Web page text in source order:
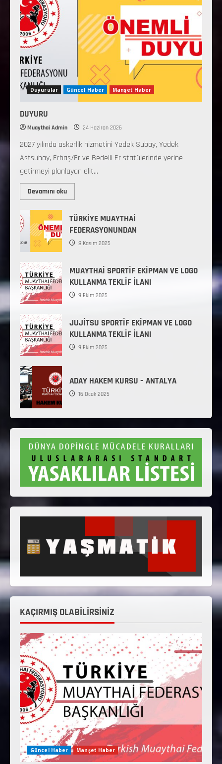
Duyurular Güncel Haber Manşet Haber
DUYURU
Muaythai Admin 24 Haziran 2026
2027 yılında askerlik hizmetini Yedek Subay, Yedek
Astsubay, Erbaş/Er ve Bedelli Er statülerinde yerine
getirmeyi planlayan elit...
Devamını oku
TÜRKİYE MUAYTHAİ
FEDERASYONUNDAN
8 Kasım 2025
MUAYTHAİ SPORTİF EKİPMAN VE LOGO
KULLANMA TEKLİF İLANI
9 Ekim 2025
JUJİTSU SPORTİF EKİPMAN VE LOGO
KULLANMA TEKLİF İLANI
9 Ekim 2025
ADAY HAKEM KURSU – ANTALYA
16 Ocak 2025
KAÇIRMIŞ OLABİLİRSİNİZ
Güncel Haber Manşet Haber